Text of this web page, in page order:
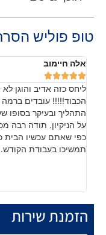
טופ פוליש
אלה חיימוב





ליחס כזה אדיב והוגן
הכבוד!!!!! עובדים
התהליך ובעיקר בסופו
על הניקיון. תודה רבה
כפי שאתם עכשיו הבית
תמשיכו בעבודת הקודש.
הזמנת שירות